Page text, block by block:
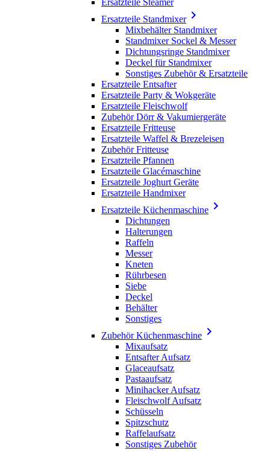
Ersatzteile Standmixer
Mixbehälter Standmixer
Standmixer Sockel & Messer
Dichtungsringe Standmixer
Deckel für Standmixer
Sonstiges Zubehör & Ersatzteile
Ersatzteile Entsafter
Ersatzteile Party & Wokgeräte
Ersatzteile Fleischwolf
Zubehör Dörr & Vakumiergeräte
Ersatzteile Fritteuse
Ersatzteile Waffel & Brezeleisen
Zubehör Fritteuse
Ersatzteile Pfannen
Ersatzteile Glacémaschine
Ersatzteile Joghurt Geräte
Ersatzteile Handmixer
Ersatzteile Küchenmaschine 
Dichtungen
Halterungen
Raffeln
Messer
Kneten
Rührbesen
Siebe
Deckel
Behälter
Sonstiges
Zubehör Küchenmaschine 
Mixaufsatz
Entsafter Aufsatz
Glaceaufsatz
Pastaaufsatz
Minihacker Aufsatz
Fleischwolf Aufsatz
Schüsseln
Spitzschutz
Raffelaufsatz
Sonstiges Zubehör